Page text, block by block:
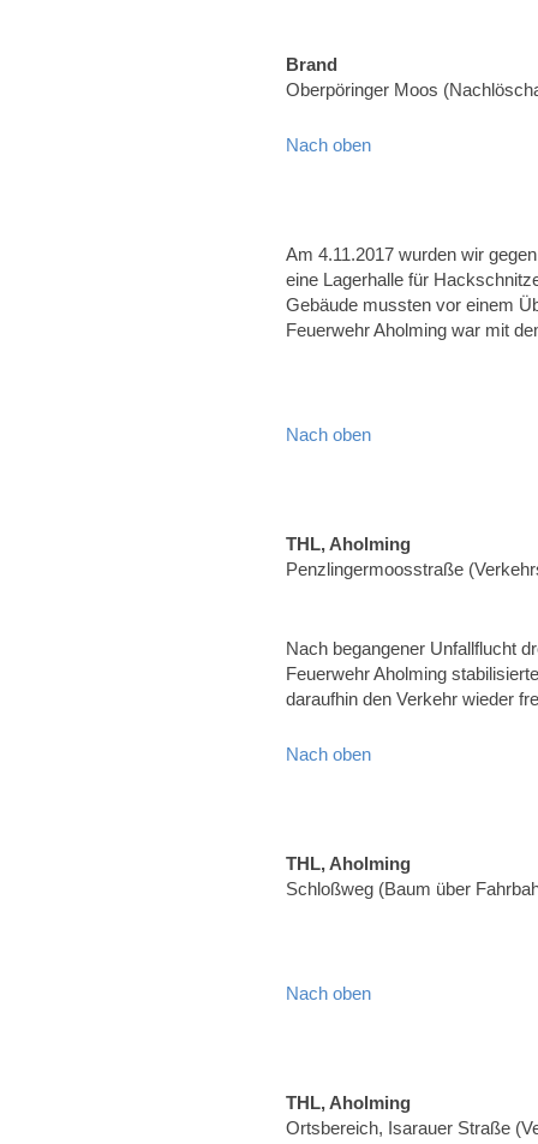
Brand
Oberpöringer Moos
Nach oben
Am 4.11.2017 wurden wir
eine Lagerhalle für
Gebäude mussten vor einem
Feuerwehr Aholming war mit
Nach oben
THL, Aholming
Penzlingermoosstraße
Nach begangener Unfallflucht
Feuerwehr Aholming
daraufhin den Verkehr wieder
Nach oben
THL, Aholming
Schloßweg (Baum über
Nach oben
THL, Aholming
Ortsbereich, Isarauer Straße